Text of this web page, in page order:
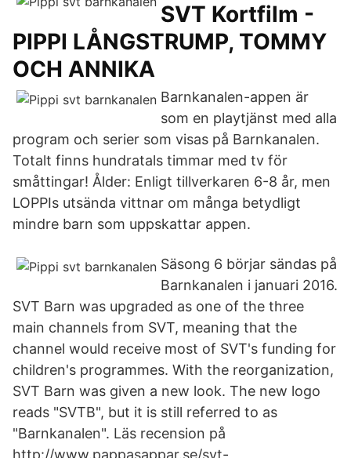
SVT Kortfilm -
PIPPI LÅNGSTRUMP, TOMMY
OCH ANNIKA
Barnkanalen-appen är
som en playtjänst med alla
program och serier som visas på Barnkanalen.
Totalt finns hundratals timmar med tv för
småttingar! Ålder: Enligt tillverkaren 6-8 år, men
LOPPIs utsända vittnar om många betydligt
mindre barn som uppskattar appen.
Säsong 6 börjar sändas på
Barnkanalen i januari 2016.
SVT Barn was upgraded as one of the three
main channels from SVT, meaning that the
channel would receive most of SVT's funding for
children's programmes. With the reorganization,
SVT Barn was given a new look. The new logo
reads "SVTB", but it is still referred to as
"Barnkanalen". Läs recension på
http://www.pappasappar.se/svt-